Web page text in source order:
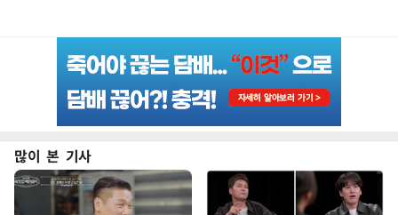
많이 본 기사